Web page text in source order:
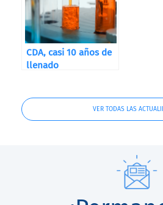
CDA, casi 10 años de
llenado
VER TODAS LAS